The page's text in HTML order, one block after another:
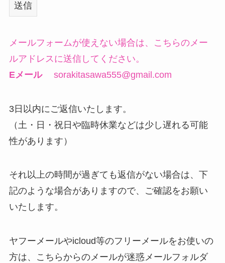
メールフォームが使えない場合は、こちらのメー
ルアドレスに送信してください。
Eメールsorakitasawa555@gmail.com
3日以内にご返信いたします。
（土・日・祝日や臨時休業などは少し遅れる可能
性があります）
それ以上の時間が過ぎても返信がない場合は、下
記のような場合がありますので、ご確認をお願い
いたします。
ヤフーメールやicloud等のフリーメールをお使いの
方は、こちらからのメールが迷惑メールフォルダ